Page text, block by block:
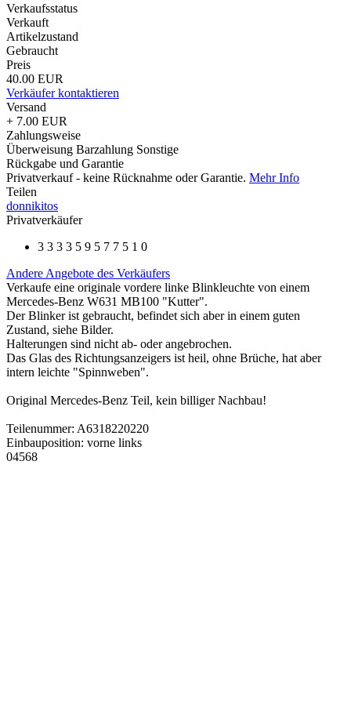
Verkaufsstatus
Verkauft
Artikelzustand
Gebraucht
Preis
40.00 EUR
Verkäufer kontaktieren
Versand
+ 7.00 EUR
Zahlungsweise
Überweisung Barzahlung Sonstige
Rückgabe und Garantie
Privatverkauf - keine Rücknahme oder Garantie. Mehr Info
Teilen
donnikitos
Privatverkäufer
3 3 3 3 5 9 5 7 7 5 1 0
Andere Angebote des Verkäufers
Verkaufe eine originale vordere linke Blinkleuchte von einem
Mercedes-Benz W631 MB100 "Kutter".
Der Blinker ist gebraucht, befindet sich aber in einem guten
Zustand, siehe Bilder.
Halterungen sind nicht ab- oder angebrochen.
Das Glas des Richtungsanzeigers ist heil, ohne Brüche, hat aber
intern leichte "Spinnweben".
Original Mercedes-Benz Teil, kein billiger Nachbau!
Teilenummer: A6318220220
Einbauposition: vorne links
04568